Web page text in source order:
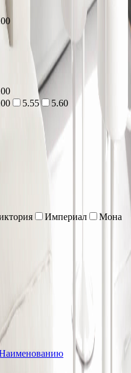
5.55
5.60
Империал
Мона